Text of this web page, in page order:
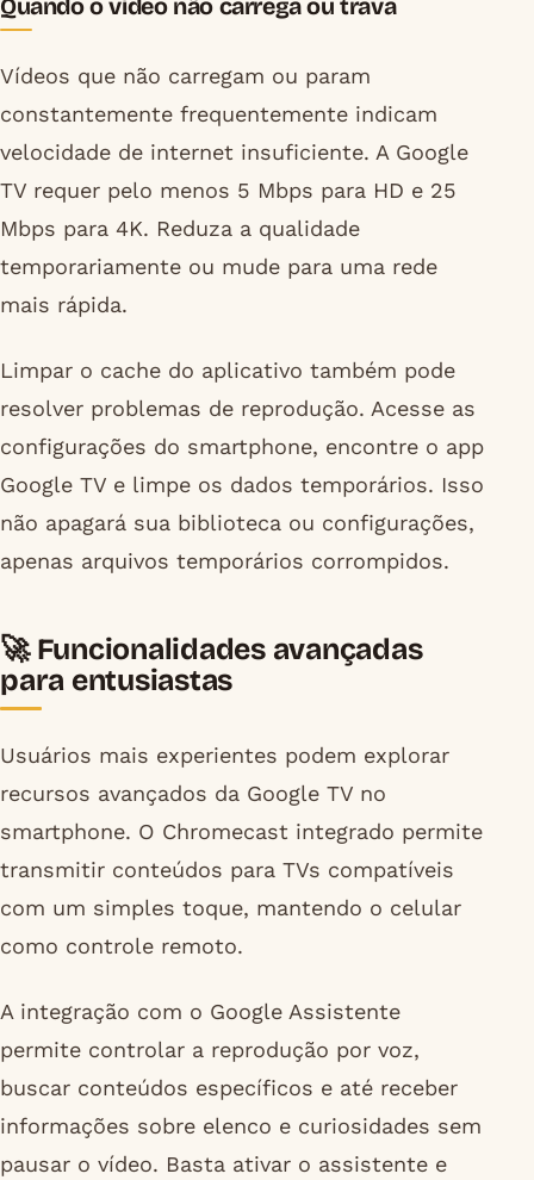
Quando o vídeo não carrega ou trava
Vídeos que não carregam ou param
constantemente frequentemente indicam
velocidade de internet insuficiente. A Google
TV requer pelo menos 5 Mbps para HD e 25
Mbps para 4K. Reduza a qualidade
temporariamente ou mude para uma rede
mais rápida.
Limpar o cache do aplicativo também pode
resolver problemas de reprodução. Acesse as
configurações do smartphone, encontre o app
Google TV e limpe os dados temporários. Isso
não apagará sua biblioteca ou configurações,
apenas arquivos temporários corrompidos.
🚀 Funcionalidades avançadas
para entusiastas
Usuários mais experientes podem explorar
recursos avançados da Google TV no
smartphone. O Chromecast integrado permite
transmitir conteúdos para TVs compatíveis
com um simples toque, mantendo o celular
como controle remoto.
A integração com o Google Assistente
permite controlar a reprodução por voz,
buscar conteúdos específicos e até receber
informações sobre elenco e curiosidades sem
pausar o vídeo. Basta ativar o assistente e